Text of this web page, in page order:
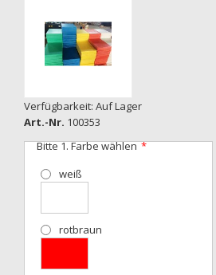
Verfügbarkeit: Auf Lager
Art.-Nr. 100353
Bitte 1. Farbe wählen
weiß
rotbraun
Bildgalerie
springen
Zum
Anfang
Bildgalerie
springen